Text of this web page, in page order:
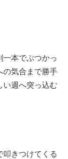
一本でぶつかっ
の気合まで勝手
い週へ突っ込む
叩きつけてくる